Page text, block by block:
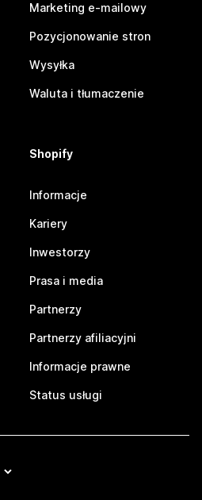
Marketing e-mailowy
Pozycjonowanie stron
Wysyłka
Waluta i tłumaczenie
Shopify
Informacje
Kariery
Inwestorzy
Prasa i media
Partnerzy
Partnerzy afiliacyjni
Informacje prawne
Status usługi